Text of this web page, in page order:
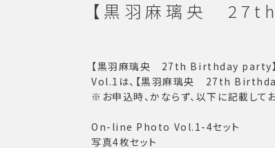
【黒羽麻璃央
【黒羽麻璃央 27th Birthday party
Vol.1は、【黒羽麻璃央 27th Birthday
※お申込時、かならず、以下に記載して
On-line Photo Vol.1-4セット
写真4枚セット